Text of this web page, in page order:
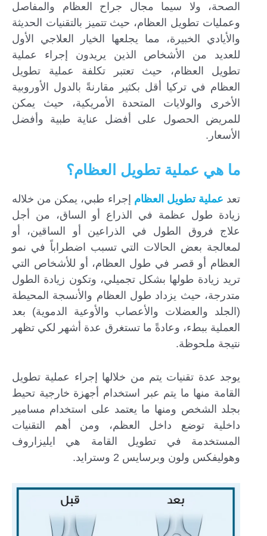
الصحة، ولا سيما مجال جراح العظام والمفاصل
وعمليات تطويل العظام، حيث تتميز بالتقنيات الحديثة
والأيادي الخبيرة، مما يجلعها الخيار العلاجي الأول
للعديد من الأشخاص الذين يريدون إجراء عملية
تطويل العظام، حيث تعتبر تكلفة عملية تطويل
العظام في تركيا أقل بكثير مقارنةً بالدول الأوروبية
الأخرى والولايات المتحدة الأمريكية، حيث يمكن
للمريض الحصول على أفضل عناية طبية وأفضل
الأسعار.
ما هي عملية تطويل العظام؟
تعد عملية تطويل العظام إجراء طبي، يمكن من خلاله
زيادة طول عظمة في الذراع أو الساق، من أجل
علاج فروق الطول في الذراعين أو الساقين، أو
لمعالجة بعض الحالات التي تسبب اضطراباً في نمو
العظام أو قصر في طول العظام، أو للأشخاص التي
تريد زيادة طولها بشكل تجميلي، وتكون زيادة الطول
متدرجة، حيث يزداد طول العظام والأنسجة المحيطة
(الجلد والعضلات والأعصاب والأوعية الدموية) بعد
العملية ببطء، وعادةً ما تستغرق عدة أشهر لكي تظهر
نتيجة ملحوظة.
يوجد عدة تقنيات يتم من خلالها إجراء عملية تطويل
القامة منها ما يتم عبر استخدام أجهزة خارجية تحيط
بجلد الشخص ومنها ما يعتمد على استخدام مسامير
داخلية توضع داخل العظم، ومن أهم التقنيات
المستخدمة في تطويل القامة هي ايليزاروف
وهوليفكس ولون وبرسايس 2 وسترايد.